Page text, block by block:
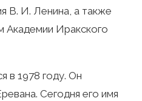
В. И. Ленина, а также
Академии Иракского
в 1978 году. Он
Сегодня его имя